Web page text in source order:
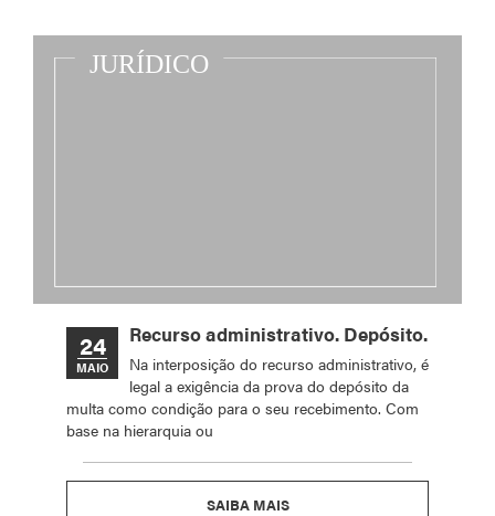
24
MAIO
Recurso administrativo. Depósito.
Na interposição do recurso administrativo, é
legal a exigência da prova do depósito da
multa como condição para o seu recebimento. Com
base na hierarquia ou
SAIBA MAIS